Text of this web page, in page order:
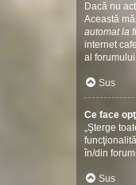
Dacă nu
Această
automat la
internet
al
Sus
Ce face
„Şterge
în/din
Sus